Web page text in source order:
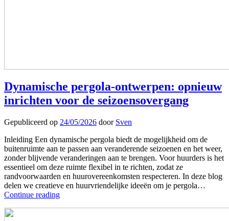
Dynamische pergola-ontwerpen: opnieuw
inrichten voor de seizoensovergang
Gepubliceerd op 24/05/2026 door Sven
Inleiding Een dynamische pergola biedt de mogelijkheid om de
buitenruimte aan te passen aan veranderende seizoenen en het weer,
zonder blijvende veranderingen aan te brengen. Voor huurders is het
essentieel om deze ruimte flexibel in te richten, zodat ze
randvoorwaarden en huurovereenkomsten respecteren. In deze blog
delen we creatieve en huurvriendelijke ideeën om je pergola…
Continue reading